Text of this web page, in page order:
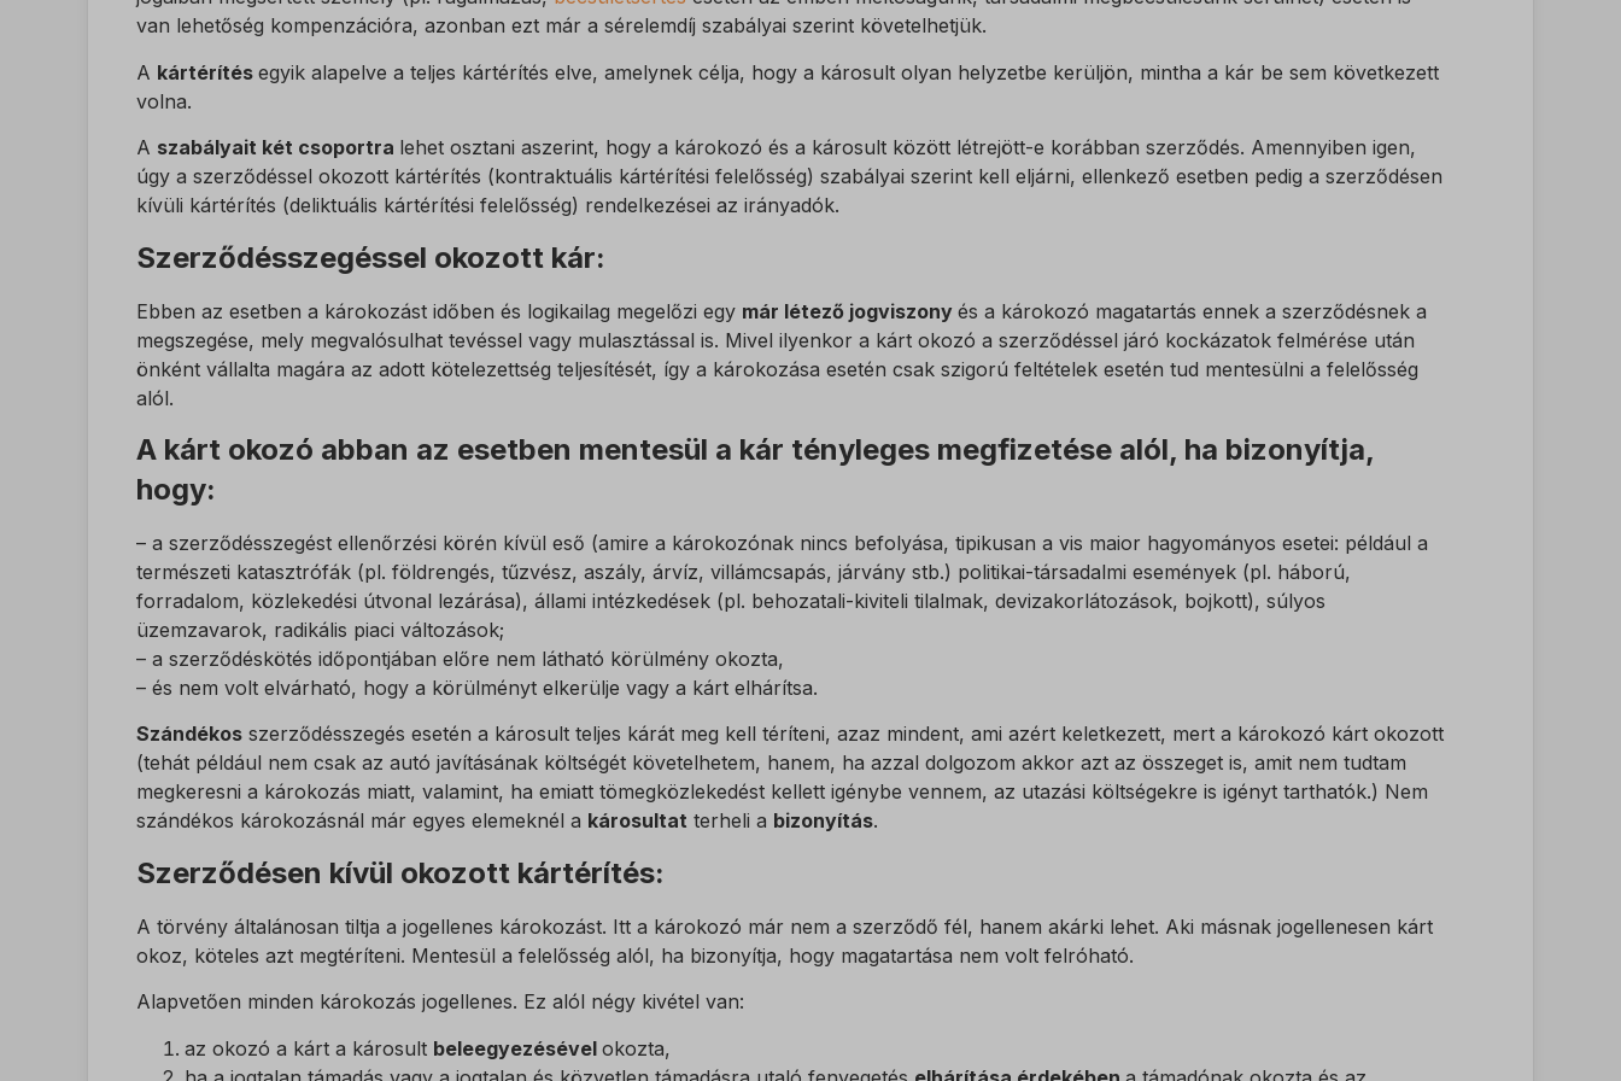
van lehetőség kompenzációra, azonban ezt már a sérelemdíj szabályai szerint követelhetjük.
A kártérítés egyik alapelve a teljes kártérítés elve, amelynek célja, hogy a károsult olyan helyzetbe kerüljön, mintha a kár be sem következett
volna.
A szabályait két csoportra lehet osztani aszerint, hogy a károkozó és a károsult között létrejött-e korábban szerződés. Amennyiben igen,
úgy a szerződéssel okozott kártérítés (kontraktuális kártérítési felelősség) szabályai szerint kell eljárni, ellenkező esetben pedig a szerződésen
kívüli kártérítés (deliktuális kártérítési felelősség) rendelkezései az irányadók.
Szerződésszegéssel okozott kár:
Ebben az esetben a károkozást időben és logikailag megelőzi egy már létező jogviszony és a károkozó magatartás ennek a szerződésnek a
megszegése, mely megvalósulhat tevéssel vagy mulasztással is. Mivel ilyenkor a kárt okozó a szerződéssel járó kockázatok felmérése után
önként vállalta magára az adott kötelezettség teljesítését, így a károkozása esetén csak szigorú feltételek esetén tud mentesülni a felelősség
alól.
A kárt okozó abban az esetben mentesül a kár tényleges megfizetése alól, ha bizonyítja,
hogy:
– a szerződésszegést ellenőrzési körén kívül eső (amire a károkozónak nincs befolyása, tipikusan a vis maior hagyományos esetei: például a
természeti katasztrófák (pl. földrengés, tűzvész, aszály, árvíz, villámcsapás, járvány stb.) politikai-társadalmi események (pl. háború,
forradalom, közlekedési útvonal lezárása), állami intézkedések (pl. behozatali-kiviteli tilalmak, devizakorlátozások, bojkott), súlyos
üzemzavarok, radikális piaci változások;
– a szerződéskötés időpontjában előre nem látható körülmény okozta,
– és nem volt elvárható, hogy a körülményt elkerülje vagy a kárt elhárítsa.
Szándékos szerződésszegés esetén a károsult teljes kárát meg kell téríteni, azaz mindent, ami azért keletkezett, mert a károkozó kárt okozott
(tehát például nem csak az autó javításának költségét követelhetem, hanem, ha azzal dolgozom akkor azt az összeget is, amit nem tudtam
megkeresni a károkozás miatt, valamint, ha emiatt tömegközlekedést kellett igénybe vennem, az utazási költségekre is igényt tarthatók.) Nem
szándékos károkozásnál már egyes elemeknél a károsultat terheli a bizonyítás.
Szerződésen kívül okozott kártérítés:
A törvény általánosan tiltja a jogellenes károkozást. Itt a károkozó már nem a szerződő fél, hanem akárki lehet. Aki másnak jogellenesen kárt
okoz, köteles azt megtéríteni. Mentesül a felelősség alól, ha bizonyítja, hogy magatartása nem volt felróható.
Alapvetően minden károkozás jogellenes. Ez alól négy kivétel van:
az okozó a kárt a károsult beleegyezésével okozta,
wp-settings-*
wp-settings-time-*
visitor
_fbc
_fbp
_gcl_aw
_gcl_gs
Ez a kategória minden olyan sütit, domaint és szolgáltatást magában foglal, amelyek nem
Részletek megjelenítése
_dd_s
amp_*
ph_*_posthog
sensorsdata2015jssdkcross
SLO_G_WPT_TO
SLO_wptGlobTipTmp
ssm_au_c